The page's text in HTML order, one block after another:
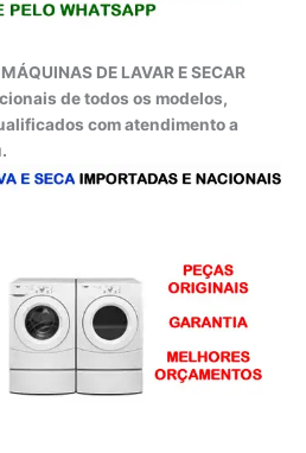
DE LAVAR E SECAR
de todos os modelos,
com atendimento a